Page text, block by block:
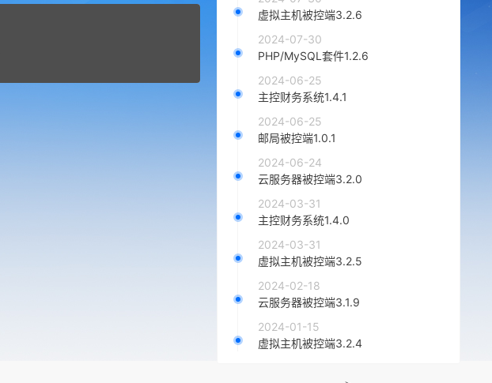
虚拟主机被控端3.2.6
2024-07-30
PHP/MySQL套件1.2.6
2024-06-25
主控财务系统1.4.1
2024-06-25
邮局被控端1.0.1
2024-06-24
云服务器被控端3.2.0
2024-03-31
主控财务系统1.4.0
2024-03-31
虚拟主机被控端3.2.5
2024-02-18
云服务器被控端3.1.9
2024-01-15
虚拟主机被控端3.2.4